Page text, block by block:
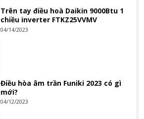
Trên tay điều hoà Daikin 9000Btu 1
chiều inverter FTKZ25VVMV
04/14/2023
Điều hòa âm trần Funiki 2023 có gì
mới?
04/12/2023